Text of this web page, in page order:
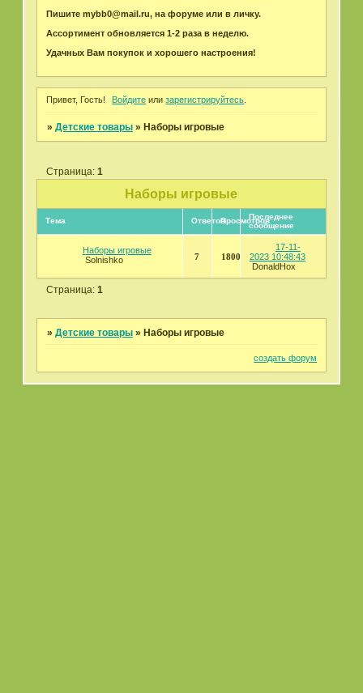
Пишите mybb0@mail.ru, на форуме или в личку.
Ассортимент обновляется 1-2 раза в неделю.
Удачных Вам покупок и хорошего настроения!
Привет, Гость! Войдите илизарегистрируйтесь
» Детские товары » Наборы игровые
Наборы игровые
Страница: 1
Тема ОтветовПросмотровПоследнее
сообщение
Наборы игровые
Solnishko
7 1800
17-11-
2023 10:48:43
DonaldHox
Страница: 1
» Детские товары » Наборы игровые
создать форум